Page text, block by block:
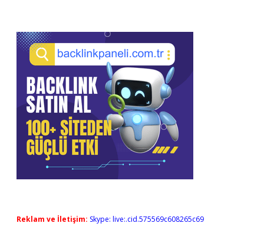
Reklam ve İletişim: Skype: live:.cid.575569c608265c69